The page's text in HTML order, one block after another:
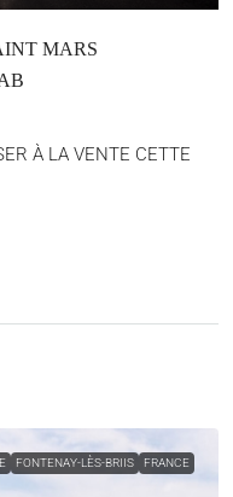
MARS
À LA VENTE CETTE
FONTENAY-LÈS-BRIIS FRANCE